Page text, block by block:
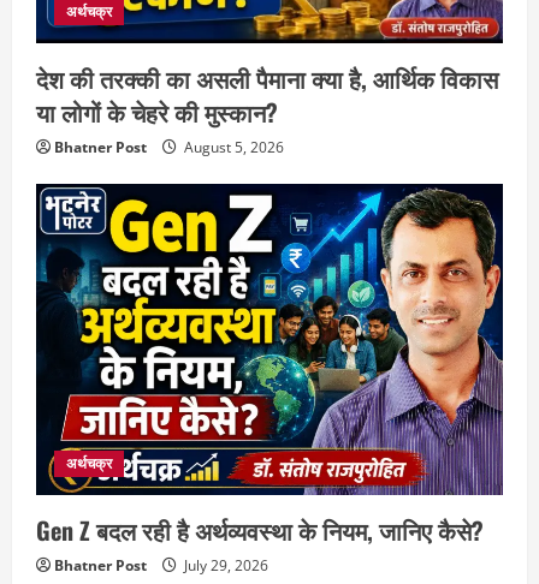
अर्थचक्र
देश की तरक्की का असली पैमाना क्या है, आर्थिक विकास
या लोगों के चेहरे की मुस्कान?
Bhatner Post August 5, 2026
अर्थचक्र
Gen Z बदल रही है अर्थव्यवस्था के नियम, जानिए कैसे?
Bhatner Post July 29, 2026